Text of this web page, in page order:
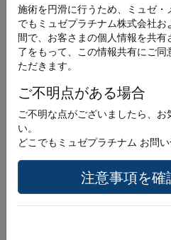
施術を円滑に行うため、ミュゼ・
でもミュゼプラチナム株式会社
間で、お客さまの個人情報を共
了をもって、この情報共有にご
ただきます。
ご不明点がある場合
ご不明な点がございましたら、
い。
どこでもミュゼプラチナム お問
注意事項を確
必須 メールアドレス
必須